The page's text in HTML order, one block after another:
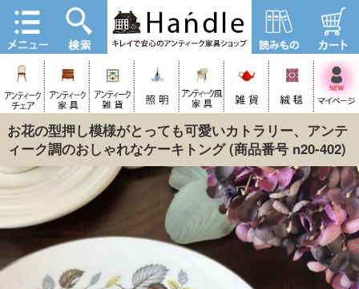
お花の型押し模様がとっても可愛いカトラリー、アンテ
ィーク調のおしゃれなケーキトング(商品番号 n20-402)